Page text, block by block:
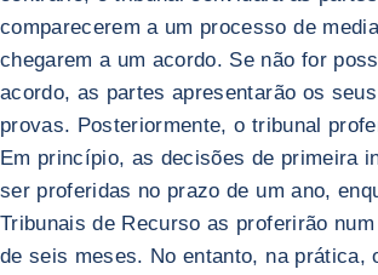
comparecerem a um processo de
chegarem a um acordo. Se não for
acordo, as partes apresentarão os
provas. Posteriormente, o tribunal
Em princípio, as decisões de primeira
ser proferidas no prazo de um ano,
Tribunais de Recurso as proferirão
de seis meses. No entanto, na prática,